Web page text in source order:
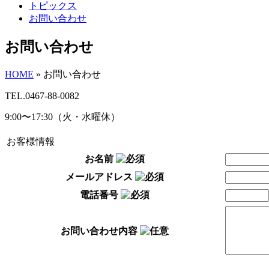
トピックス
お問い合わせ
お問い合わせ
HOME » お問い合わせ
TEL.0467-88-0082
9:00〜17:30（火・水曜休）
お客様情報
お名前
メールアドレス
電話番号
お問い合わせ内容